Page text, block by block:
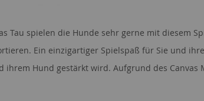
Tau spielen die Hunde sehr gerne mit diesem
Ein einzigartiger Spielspaß für Sie und
ihrem Hund gestärkt wird. Aufgrund des Canvas